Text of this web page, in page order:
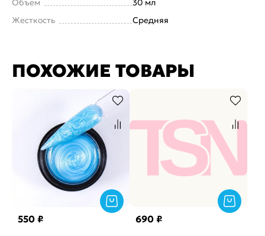
Объем
30 мл
Жесткость
Средняя
ПОХОЖИЕ ТОВАРЫ
550 ₽ 690 ₽